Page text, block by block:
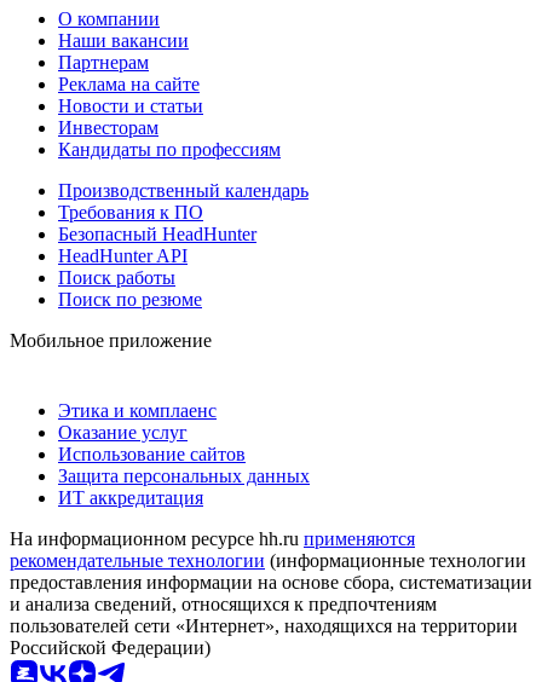
О компании
Наши вакансии
Партнерам
Реклама на сайте
Новости и статьи
Инвесторам
Кандидаты по профессиям
Производственный календарь
Требования к ПО
Безопасный HeadHunter
HeadHunter API
Поиск работы
Поиск по резюме
Мобильное приложение
Этика и комплаенс
Оказание услуг
Использование сайтов
Защита персональных данных
ИТ аккредитация
На информационном ресурсе hh.ru применяются
рекомендательные технологии (информационные технологии
предоставления информации на основе сбора, систематизации
и анализа сведений, относящихся к предпочтениям
пользователей сети «Интернет», находящихся на территории
Российской Федерации)